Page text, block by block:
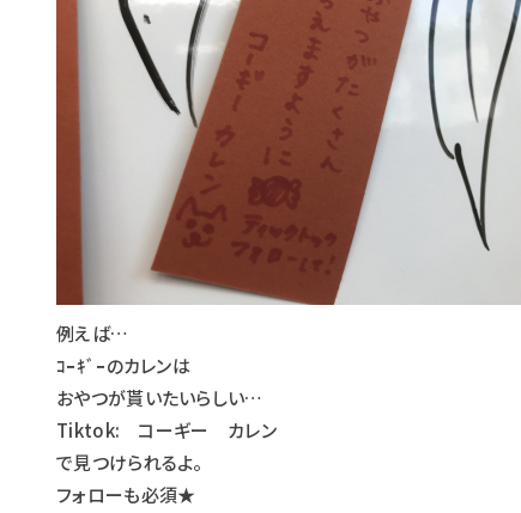
例えば…
ｺｰｷﾞｰのカレンは
おやつが貰いたいらしい…
Tiktok: コーギー カレン
で見つけられるよ。
フォローも必須★